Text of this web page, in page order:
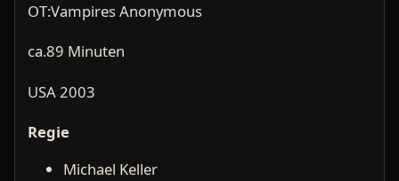
OT:Vampires Anonymous
ca.89 Minuten
USA 2003
Regie
Michael Keller